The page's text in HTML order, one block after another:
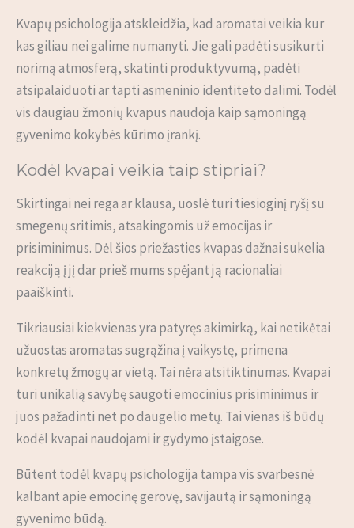
Kvapų psichologija atskleidžia, kad aromatai veikia kur
kas giliau nei galime numanyti. Jie gali padėti susikurti
norimą atmosferą, skatinti produktyvumą, padėti
atsipalaiduoti ar tapti asmeninio identiteto dalimi. Todėl
vis daugiau žmonių kvapus naudoja kaip sąmoningą
gyvenimo kokybės kūrimo įrankį.
Kodėl kvapai veikia taip stipriai?
Skirtingai nei rega ar klausa, uoslė turi tiesioginį ryšį su
smegenų sritimis, atsakingomis už emocijas ir
prisiminimus. Dėl šios priežasties kvapas dažnai sukelia
reakciją į jį dar prieš mums spėjant ją racionaliai
paaiškinti.
Tikriausiai kiekvienas yra patyręs akimirką, kai netikėtai
užuostas aromatas sugrąžina į vaikystę, primena
konkretų žmogų ar vietą. Tai nėra atsitiktinumas. Kvapai
turi unikalią savybę saugoti emocinius prisiminimus ir
juos pažadinti net po daugelio metų. Tai vienas iš būdų
kodėl kvapai naudojami ir gydymo įstaigose.
Būtent todėl kvapų psichologija tampa vis svarbesnė
kalbant apie emocinę gerovę, savijautą ir sąmoningą
gyvenimo būdą.